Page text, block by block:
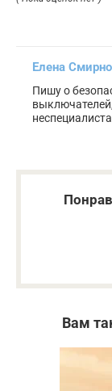
Елена
Пишу о
Вам